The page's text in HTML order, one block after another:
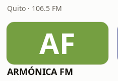
Quito · 106.5 FM
AF
ARMÓNICA FM